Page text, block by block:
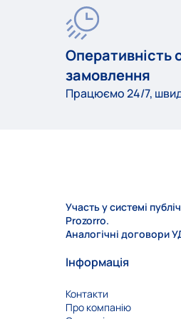
Оперативність
замовлення
Працюємо 24/7,
Участь у системі
Prozorro.
Аналогічні договори
Інформація
Контакти
Про компанію